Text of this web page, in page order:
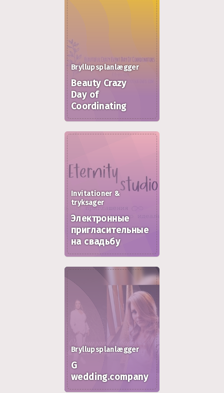
Bryllupsplanlægger
Beauty Crazy
Day of
Coordinating
Invitationer &
tryksager
Электронные
пригласительные
на свадьбу
Bryllupsplanlægger
G
wedding.company